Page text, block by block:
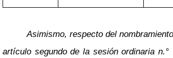
Asimismo, respecto del
artículo segundo de la sesión ordinaria